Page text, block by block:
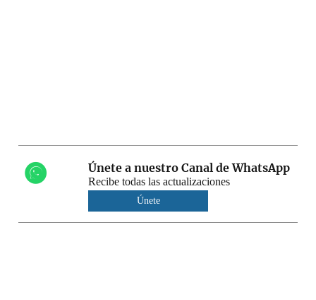
Únete a nuestro Canal de WhatsApp
Recibe todas las actualizaciones
Únete